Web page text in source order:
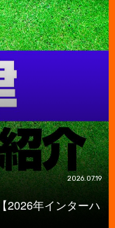
2026.07.19
2026年インターハ